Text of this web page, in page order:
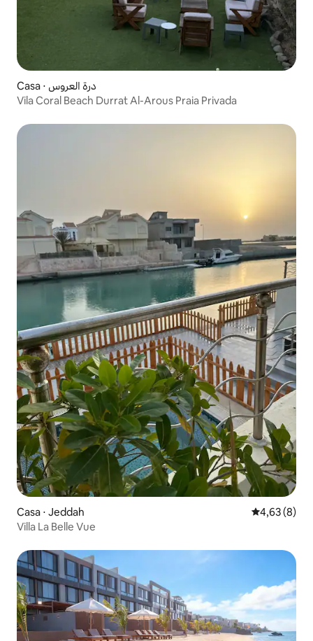
Casa ⋅ درة العروس
Vila Coral Beach Durrat Al-Arous Praia Privada
Casa ⋅ Jeddah 4,63 de uma
4,63 (8)
Villa La Belle Vue